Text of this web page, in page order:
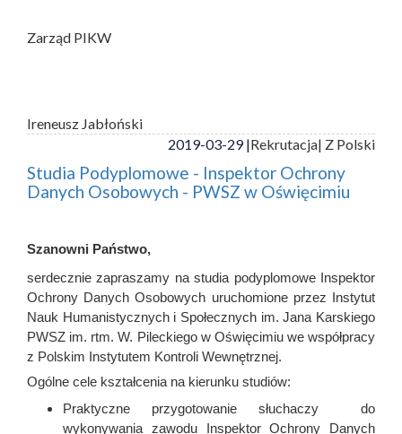
Zarząd PIKW
Ireneusz Jabłoński
2019-03-29 |Rekrutacja| Z Polski
Studia Podyplomowe - Inspektor Ochrony
Danych Osobowych - PWSZ w Oświęcimiu
Szanowni Państwo,
serdecznie zapraszamy na studia podyplomowe Inspektor
Ochrony Danych Osobowych uruchomione przez Instytut
Nauk Humanistycznych i Społecznych im. Jana Karskiego
PWSZ im. rtm. W. Pileckiego w Oświęcimiu we współpracy
z Polskim Instytutem Kontroli Wewnętrznej.
Ogólne cele kształcenia na kierunku studiów:
Praktyczne przygotowanie słuchaczy do
wykonywania zawodu Inspektor Ochrony Danych